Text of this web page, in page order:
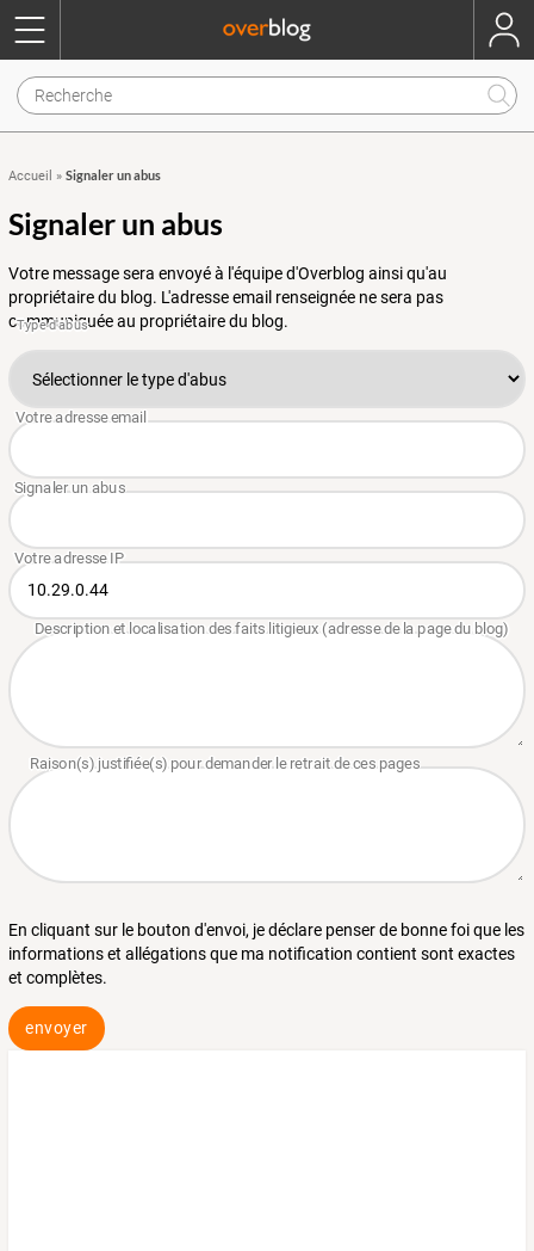
Accueil » Signaler un abus
Signaler un abus
Votre message sera envoyé à l'équipe d'Overblog ainsi qu'au
propriétaire du blog. L'adresse email renseignée ne sera pas
communiquée au propriétaire du blog.
En cliquant sur le bouton d'envoi, je déclare penser de bonne foi que les
informations et allégations que ma notification contient sont exactes
et complètes.
envoyer